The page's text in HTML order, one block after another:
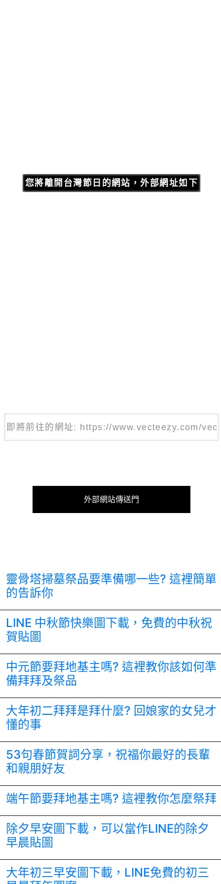
外部網站傳送門
靈骨塔掃墓祭品要準備哪一些? 這裡簡單
的告訴你
LINE 中秋節快樂圖下載，免費的中秋祝
賀貼圖
中元節要拜地基主嗎? 這裡教你該如何準
備拜拜及祭品
大年初二拜拜是拜什麼? 回娘家的女兒才
懂的事
53句春節賀詞分享，祝福你最好的長輩
和親朋好友
端午節要拜地基主嗎? 這裡教你怎麼祭拜
除夕早安圖下載，可以當作LINE的除夕
早晨貼圖
大年初三早安圖下載，LINE免費的初三